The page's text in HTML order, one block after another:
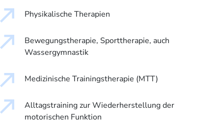
Physikalische Therapien
Bewegungstherapie, Sporttherapie, auch
Wassergymnastik
Medizinische Trainingstherapie (MTT)
Alltagstraining zur Wiederherstellung der
motorischen Funktion